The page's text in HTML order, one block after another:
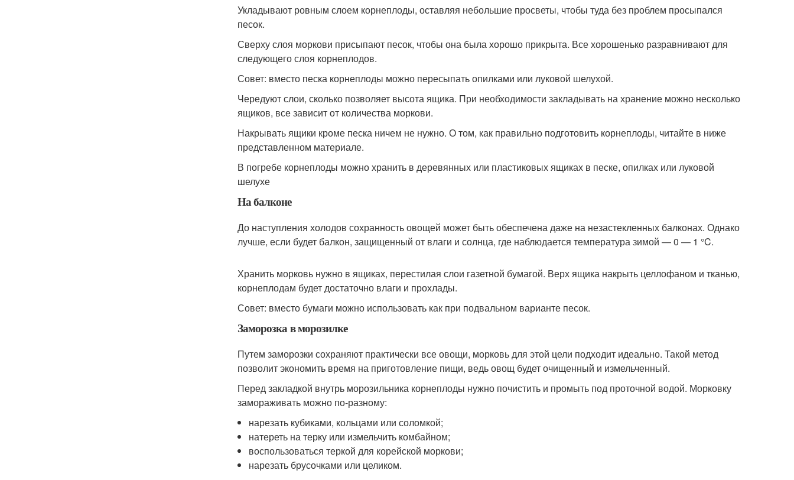
Укладывают ровным слоем корнеплоды, оставляя небольшие просветы, чтобы туда без проблем просыпался
песок.
Сверху слоя моркови присыпают песок, чтобы она была хорошо прикрыта. Все хорошенько разравнивают для
следующего слоя корнеплодов.
Совет: вместо песка корнеплоды можно пересыпать опилками или луковой шелухой.
Чередуют слои, сколько позволяет высота ящика. При необходимости закладывать на хранение можно несколько
ящиков, все зависит от количества моркови.
Накрывать ящики кроме песка ничем не нужно. О том, как правильно подготовить корнеплоды, читайте в ниже
представленном материале.
В погребе корнеплоды можно хранить в деревянных или пластиковых ящиках в песке, опилках или луковой
шелухе
На балконе
До наступления холодов сохранность овощей может быть обеспечена даже на незастекленных балконах. Однако
лучше, если будет балкон, защищенный от влаги и солнца, где наблюдается температура зимой — 0 — 1 °C.
Хранить морковь нужно в ящиках, перестилая слои газетной бумагой. Верх ящика накрыть целлофаном и тканью,
корнеплодам будет достаточно влаги и прохлады.
Совет: вместо бумаги можно использовать как при подвальном варианте песок.
Заморозка в морозилке
Путем заморозки сохраняют практически все овощи, морковь для этой цели подходит идеально. Такой метод
позволит экономить время на приготовление пищи, ведь овощ будет очищенный и измельченный.
Перед закладкой внутрь морозильника корнеплоды нужно почистить и промыть под проточной водой. Морковку
замораживать можно по-разному:
нарезать кубиками, кольцами или соломкой;
натереть на терку или измельчить комбайном;
воспользоваться теркой для корейской моркови;
нарезать брусочками или целиком.